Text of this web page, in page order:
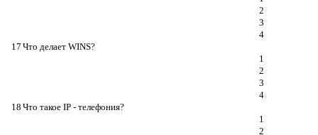
2
3
4
17 Что делает WINS?
1
2
3
4
18 Что такое IP - телефония?
1
2